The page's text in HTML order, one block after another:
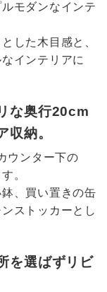
モダンなインテ
した木目感と、
インテリアに
な奥行20cm
収納。
ウンター下の
。
、買い置きの缶
ストッカーとし
を選ばずリビ